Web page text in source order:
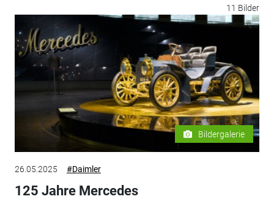
11 Bilder
Bildergalerie
26.05.2025 #Daimler
125 Jahre Mercedes